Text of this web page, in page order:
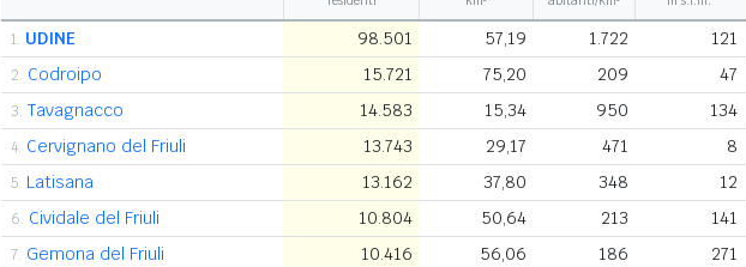
1. UDINE 98.501 57,19 1.722 121
2. Codroipo 15.721 75,20 209 47
3. Tavagnacco 14.583 15,34 950 134
4. Cervignano del Friuli 13.743 29,17 471 8
5. Latisana 13.162 37,80 348 12
6. Cividale del Friuli 10.804 50,64 213 141
7. Gemona del Friuli 10.416 56,06 186 271